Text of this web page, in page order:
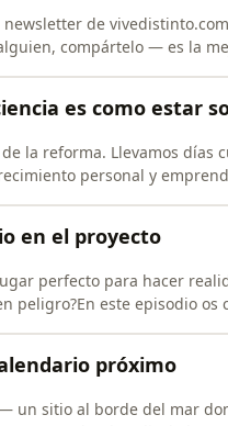
de
compártelo — es la
es como estar
la reforma. Llevamos días
personal y
en el proyecto
perfecto para hacer
peligro?En este episodio
próximo
un sitio al borde del mar